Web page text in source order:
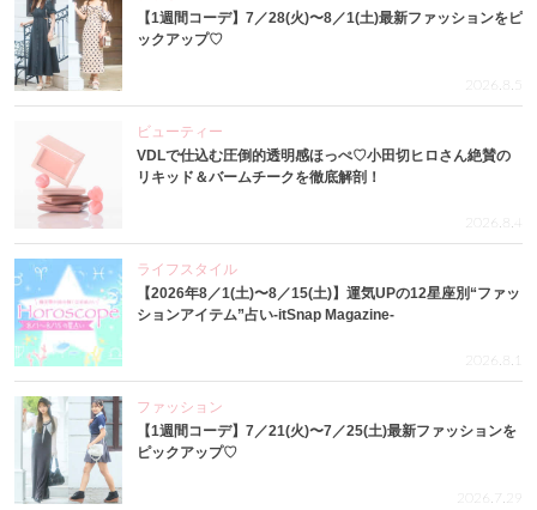
【1週間コーデ】7／28(火)〜8／1(土)最新ファッションをピ
ックアップ♡
2026.8.5
ビューティー
VDLで仕込む圧倒的透明感ほっぺ♡小田切ヒロさん絶賛の
リキッド＆バームチークを徹底解剖！
2026.8.4
ライフスタイル
【2026年8／1(土)〜8／15(土)】運気UPの12星座別“ファッ
ションアイテム”占い-itSnap Magazine-
2026.8.1
ファッション
【1週間コーデ】7／21(火)〜7／25(土)最新ファッションを
ピックアップ♡
2026.7.29